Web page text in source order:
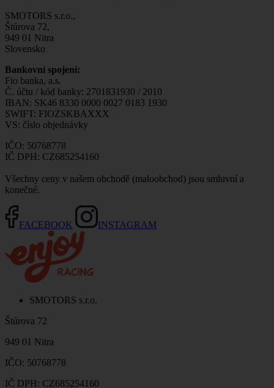
SMOTORS s.r.o.,
Štúrova 72,
949 01 Nitra
Slovensko
Bankovní spojení:
Fio banka, a.s.
Č. účtu / kód banky: 2701831930 / 2010
IBAN: SK46 8330 0000 0027 0183 1930
SWIFT: FIOZSKBAXXX
VS: číslo objednávky
IČO: 50768778
IČ DPH: CZ685254160
Všechny ceny v našem obchodě (maloobchod) jsou smluvní a
konečné.
FACEBOOK INSTAGRAM
SMOTORS s.r.o.
Štúrova 72
949 01 Nitra
IČO: 50768778
IČ DPH: CZ685254160